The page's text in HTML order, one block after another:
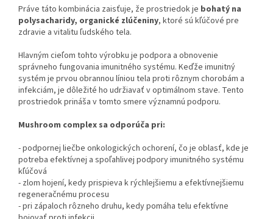
Práve táto kombinácia zaisťuje, že prostriedok je bohatý na
polysacharidy, organické zlúčeniny, ktoré sú kľúčové pre
zdravie a vitalitu ľudského tela.
Hlavným cieľom tohto výrobku je podpora a obnovenie
správneho fungovania imunitného systému. Keďže imunitný
systém je prvou obrannou líniou tela proti rôznym chorobám a
infekciám, je dôležité ho udržiavať v optimálnom stave. Tento
prostriedok prináša v tomto smere významnú podporu.
Mushroom complex sa odporúča pri:
- podpornej liečbe onkologických ochorení, čo je oblasť, kde je
potreba efektívnej a spoľahlivej podpory imunitného systému
kľúčová
- zlom hojení, kedy prispieva k rýchlejšiemu a efektívnejšiemu
regeneračnému procesu
- pri zápaloch rôzneho druhu, kedy pomáha telu efektívne